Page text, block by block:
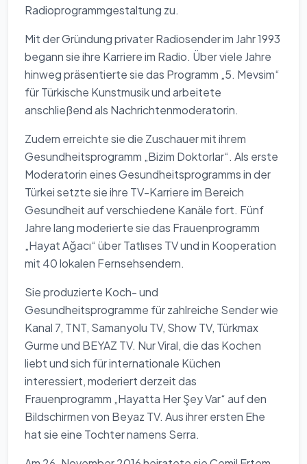
Radioprogrammgestaltung zu.
Mit der Gründung privater Radiosender im Jahr 1993
begann sie ihre Karriere im Radio. Über viele Jahre
hinweg präsentierte sie das Programm „5. Mevsim“
für Türkische Kunstmusik und arbeitete
anschließend als Nachrichtenmoderatorin.
Zudem erreichte sie die Zuschauer mit ihrem
Gesundheitsprogramm „Bizim Doktorlar“. Als erste
Moderatorin eines Gesundheitsprogramms in der
Türkei setzte sie ihre TV-Karriere im Bereich
Gesundheit auf verschiedene Kanäle fort. Fünf
Jahre lang moderierte sie das Frauenprogramm
„Hayat Ağacı“ über Tatlıses TV und in Kooperation
mit 40 lokalen Fernsehsendern.
Sie produzierte Koch- und
Gesundheitsprogramme für zahlreiche Sender wie
Kanal 7, TNT, Samanyolu TV, Show TV, Türkmax
Gurme und BEYAZ TV. Nur Viral, die das Kochen
liebt und sich für internationale Küchen
interessiert, moderiert derzeit das
Frauenprogramm „Hayatta Her Şey Var“ auf den
Bildschirmen von Beyaz TV. Aus ihrer ersten Ehe
hat sie eine Tochter namens Serra.